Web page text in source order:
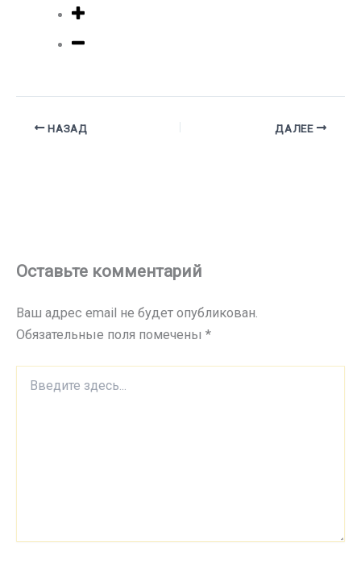
НАЗАД ДАЛЕЕ
Оставьте комментарий
Ваш адрес email не будет опубликован.
Обязательные поля помечены *
здесь...